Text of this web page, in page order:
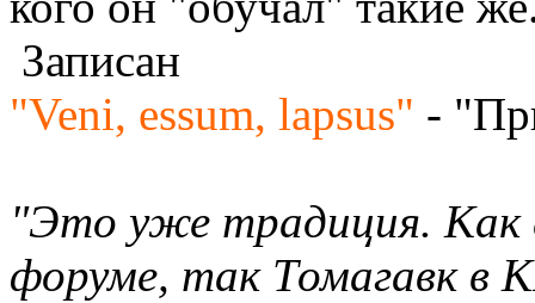
Записан
"Veni, essum, lapsus" -
"Это уже традиция. Как
форуме, так Томагавк в